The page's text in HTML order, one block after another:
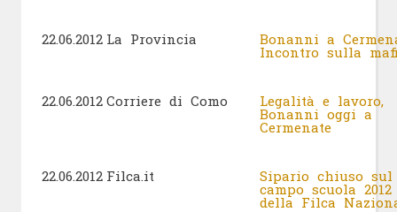
22.06.2012 La Provincia Bonanni a
Incontro sulla
22.06.2012 Corriere di Como Legalità e lavoro,
Bonanni oggi a
Cermenate
22.06.2012 Filca.it Sipario chiuso sul
campo scuola 2012
della Filca